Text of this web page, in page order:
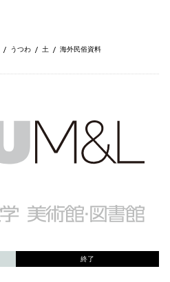
うつわ 土 海外民俗資料
終了